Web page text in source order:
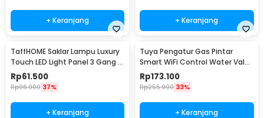
+ Keranjang + Keranjang
TaffHOME Saklar Lampu Luxury
Touch LED Light Panel 3 Gang -
AO-001
Rp61.500
Rp96.900 37%
+ Keranjang
Tuya Pengatur Gas Pintar
Smart WiFi Control Water Valve
Gas Controller - YB5
Rp173.100
Rp255.900 33%
+ Keranjang